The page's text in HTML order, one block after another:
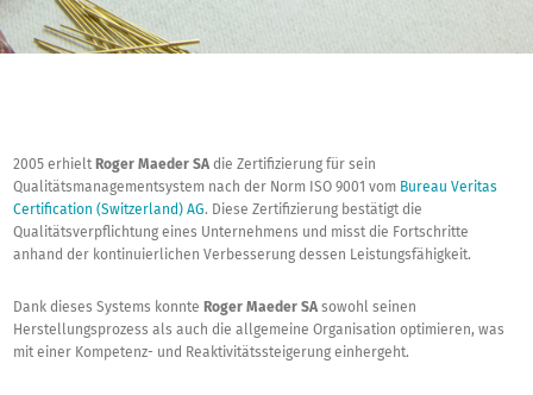
2005 erhielt Roger Maeder SA die Zertifizierung für sein
Qualitätsmanagementsystem nach der Norm ISO 9001 vom Bureau Veritas
Certification (Switzerland) AG. Diese Zertifizierung bestätigt die
Qualitätsverpflichtung eines Unternehmens und misst die Fortschritte
anhand der kontinuierlichen Verbesserung dessen Leistungsfähigkeit.
Dank dieses Systems konnte Roger Maeder SA sowohl seinen
Herstellungsprozess als auch die allgemeine Organisation optimieren, was
mit einer Kompetenz- und Reaktivitätssteigerung einhergeht.